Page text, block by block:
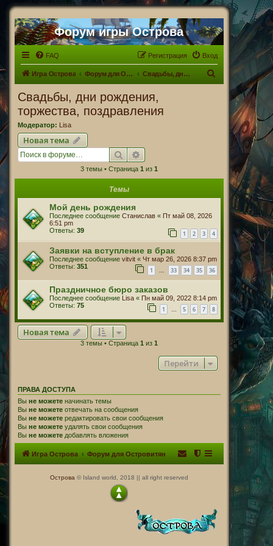
Форум игры Острова
FAQ Вход
Регистрация
Игра Острова Форум для Островитян Свадьбы, дни рождения, торжества, поздравления
Свадьбы, дни рождения,
торжества, поздравления
Модератор: Lisa
Новая тема
Поиск
3 темы • Страница 1 из 1
Темы
Мой день рождения
Последнее сообщение Станислав « Пт май 08, 2026
6:51 pm
Ответы: 39 1 2 3 4
Заявки на вступление в брак
Последнее сообщение vitvit « Чт мар 26, 2026 8:37 pm
Ответы: 351 1 … 33 34 35 36
Праздничное бюро заказов
Последнее сообщение Lisa « Пн май 09, 2022 8:14 pm
Ответы: 75 1 … 5 6 7 8
Новая тема
3 темы • Страница 1 из 1
Перейти
ПРАВА ДОСТУПА
Вы не можете начинать темы
Вы не можете отвечать на сообщения
Вы не можете редактировать свои сообщения
Вы не можете удалять свои сообщения
Вы не можете добавлять вложения
Игра Острова Форум для Островитян
Острова © Island world, 2018 || all right reserved